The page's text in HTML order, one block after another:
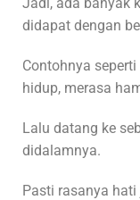
didapat dengan
Contohnya
hidup, merasa
Lalu datang ke
didalamnya.
Pasti rasanya